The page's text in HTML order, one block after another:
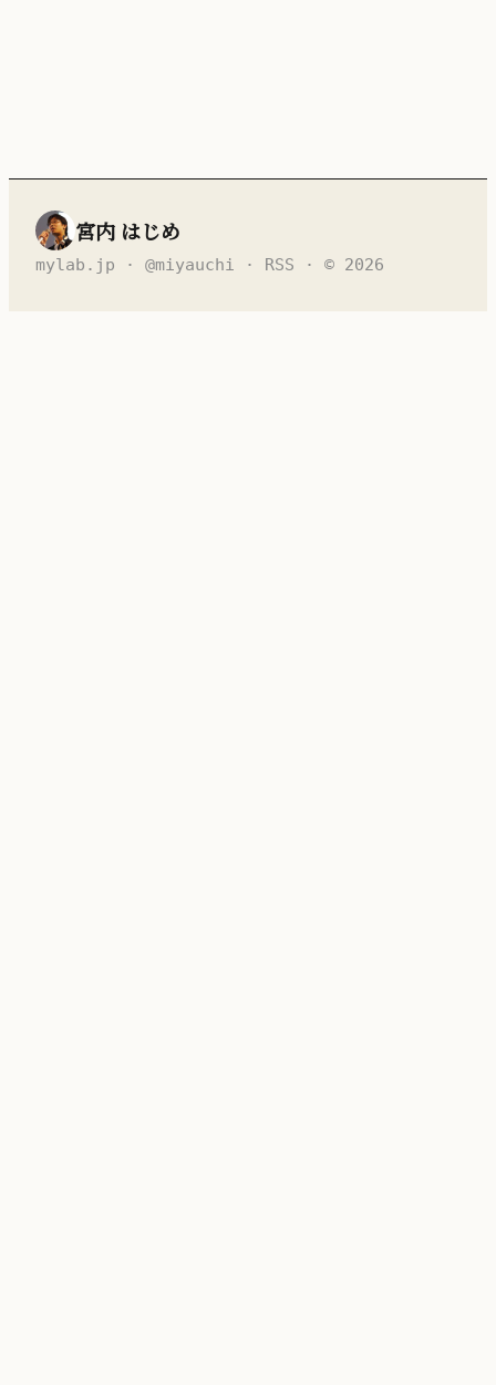
宮内 はじめ
mylab.jp · @miyauchi · RSS · © 2026